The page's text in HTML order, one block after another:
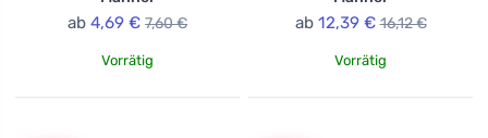
ab 4,69 € 7,60 €
Vorrätig
ab 12,39 € 16,12 €
Vorrätig